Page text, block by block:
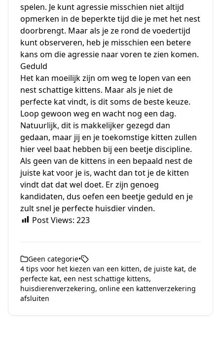
spelen. Je kunt agressie misschien niet altijd
opmerken in de beperkte tijd die je met het nest
doorbrengt. Maar als je ze rond de voedertijd
kunt observeren, heb je misschien een betere
kans om die agressie naar voren te zien komen.
Geduld
Het kan moeilijk zijn om weg te lopen van een
nest schattige kittens. Maar als je niet de
perfecte kat vindt, is dit soms de beste keuze.
Loop gewoon weg en wacht nog een dag.
Natuurlijk, dit is makkelijker gezegd dan
gedaan, maar jij en je toekomstige kitten zullen
hier veel baat hebben bij een beetje discipline.
Als geen van de kittens in een bepaald nest de
juiste kat voor je is, wacht dan tot je de kitten
vindt dat dat wel doet. Er zijn genoeg
kandidaten, dus oefen een beetje geduld en je
zult snel je perfecte huisdier vinden.
Post Views: 223
Geen categorie•
4 tips voor het kiezen van een kitten, de juiste kat, de
perfecte kat, een nest schattige kittens,
huisdierenverzekering, online een kattenverzekering
afsluiten